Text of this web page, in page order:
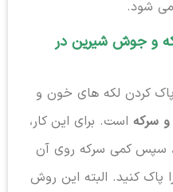
شود.
و جوش شیرین در
کردن لکه های خون و
سرکهاست. برای این کار،
سپس کمی سرکه روی آن
پاک کنید. البته این روش